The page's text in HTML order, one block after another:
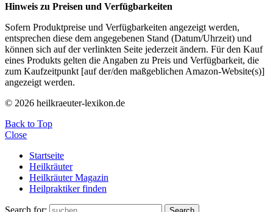
Hinweis zu Preisen und Verfügbarkeiten
Sofern Produktpreise und Verfügbarkeiten angezeigt werden,
entsprechen diese dem angegebenen Stand (Datum/Uhrzeit) und
können sich auf der verlinkten Seite jederzeit ändern. Für den Kauf
eines Produkts gelten die Angaben zu Preis und Verfügbarkeit, die
zum Kaufzeitpunkt [auf der/den maßgeblichen Amazon-Website(s)]
angezeigt werden.
© 2026 heilkraeuter-lexikon.de
Back to Top
Close
Startseite
Heilkräuter
Heilkräuter Magazin
Heilpraktiker finden
Search for: Search